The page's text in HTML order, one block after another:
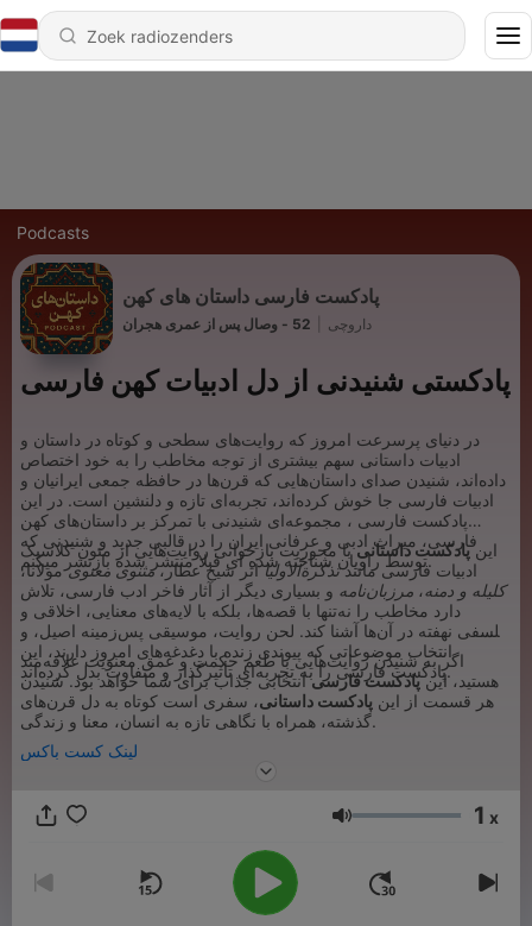
Podcasts
پادکست فارسی داستان های کهن
داروچی 52 - وصال پس از عمری هجران
پادکستی شنیدنی از دل ادبیات کهن فارسی
در دنیای پرسرعت امروز که روایت‌های سطحی و کوتاه در داستان و
ادبیات داستانی سهم بیشتری از توجه مخاطب را به خود اختصاص
داده‌اند، شنیدن صدای داستان‌هایی که قرن‌ها در حافظه‌ جمعی ایرانیان و
ادبیات فارسی جا خوش کرده‌اند، تجربه‌ای تازه و دلنشین است. در این
پادکست‌ فارسی ، مجموعه‌ای شنیدنی با تمرکز بر داستان‌های کهن
فارسی، میراث ادبی و عرفانی ایران را در قالبی جدید و شنیدنی که
توسط راویان شناخته شده ای قبلا منتشر شده بازنشر میکنم.
اینپادکست داستانیبا محوریت بازخوانی روایت‌هایی از متون کلاسیک
ادبیات فارسی مانندتذکرة‌الاولیااثر شیخ عطار،مثنوی معنویمولانا،
کلیله و دمنه، مرزبان‌نامه و بسیاری دیگر از آثار فاخر ادب فارسی، تلاش
دارد مخاطب را نه‌تنها با قصه‌ها، بلکه با لایه‌های معنایی، اخلاقی و
فلسفی نهفته در آن‌ها آشنا کند. لحن روایت، موسیقی پس‌زمینه اصیل، و
انتخاب موضوعاتی که پیوندی زنده با دغدغه‌های امروز دارند، این
پادکست فارسی را به تجربه‌ای تأثیرگذار و متفاوت بدل کرده‌اند.
اگر به شنیدن روایت‌هایی با طعم حکمت و عمق معنویت علاقه‌مند
هستید، اینپادکست فارسیانتخابی جذاب برای شما خواهد بود. شنیدن
هر قسمت از این پادکست داستانی، سفری است کوتاه به دل قرن‌های
گذشته، همراه با نگاهی تازه به انسان، معنا و زندگی.
لینک کست باکس
Volume 1 x